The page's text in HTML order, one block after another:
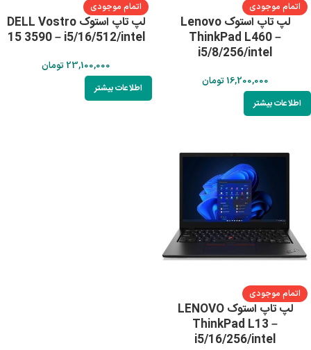
اتمام موجودی
لپ تاپ استوک Lenovo
ThinkPad L460 –
i5/8/256/intel
16,200,000 تومان
اطلاعات بیشتر
اتمام موجودی
لپ تاپ استوک DELL Vostro
15 3590 – i5/16/512/intel
23,100,000 تومان
اطلاعات بیشتر
اتمام موجودی
لپ تاپ استوک LENOVO
ThinkPad L13 –
i5/16/256/intel